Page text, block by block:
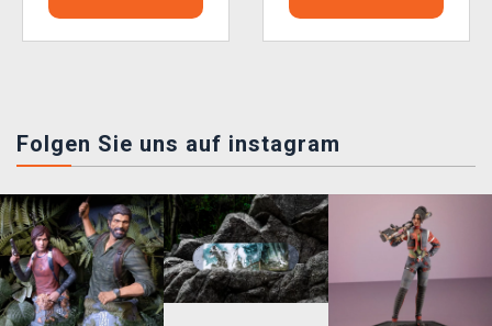
Folgen Sie uns auf instagram